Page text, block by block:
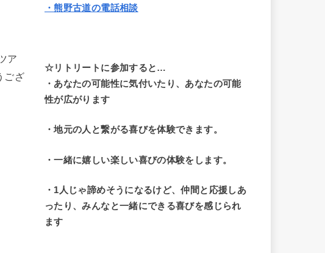
ア
ござ
・熊野古道の電話相談
☆リトリートに参加すると…
・ あなたの可能性に気付いたり、あなたの可能
性が広がります
・地元の人と繋がる喜びを体験できます。
・一緒に嬉しい楽しい喜びの体験をします。
・1人じゃ諦めそうになるけど、仲間と応援しあ
ったり、みんなと一緒にできる喜びを感じられ
ます